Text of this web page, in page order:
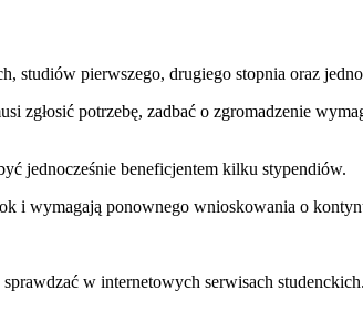
studiów pierwszego, drugiego stopnia oraz
zgłosić potrzebę, zadbać o zgromadzenie
jednocześnie beneficjentem kilku stypendiów.
i wymagają ponownego wnioskowania o
w internetowych serwisach